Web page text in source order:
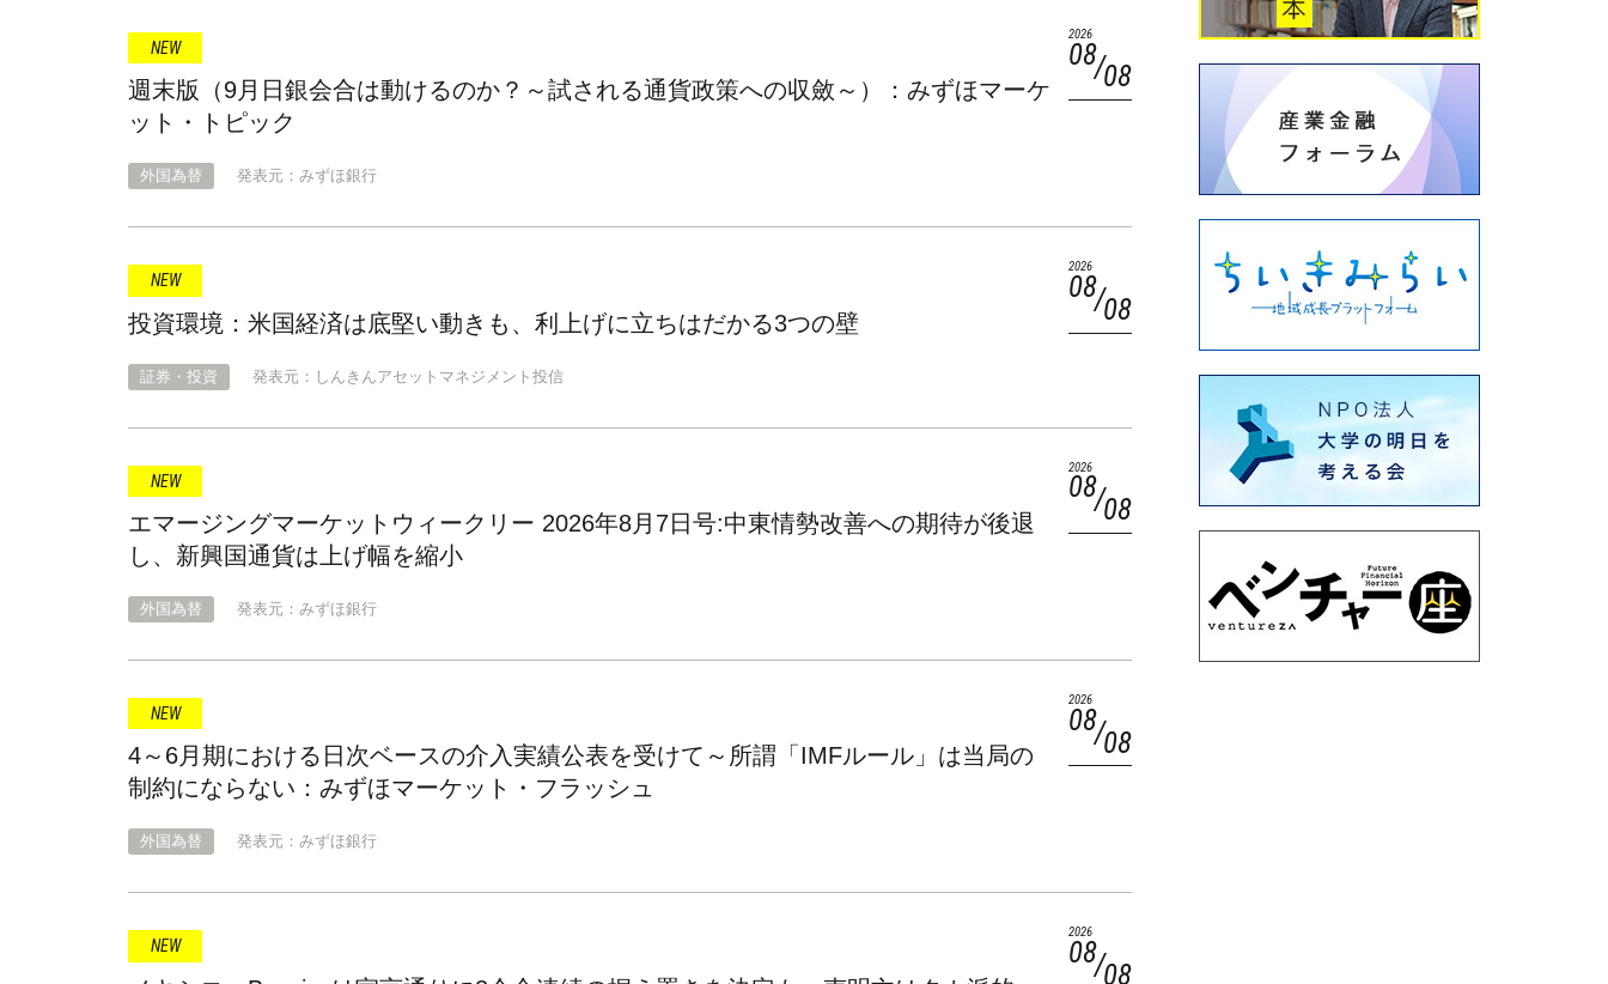
2026
08
08
週末版（9月日銀会合は動けるのか？～試される通貨政策への収斂～）：みずほマーケ
ット・トピック
外国為替 発表元：みずほ銀行
2026
08
08
投資環境：米国経済は底堅い動きも、利上げに立ちはだかる3つの壁
証券・投資 発表元：しんきんアセットマネジメント投信
2026
08
08
エマージングマーケットウィークリー 2026年8月7日号:中東情勢改善への期待が後退
し、新興国通貨は上げ幅を縮小
外国為替 発表元：みずほ銀行
2026
08
08
4～6月期における日次ベースの介入実績公表を受けて～所謂「IMFルール」は当局の
制約にならない：みずほマーケット・フラッシュ
外国為替 発表元：みずほ銀行
2026
08
08